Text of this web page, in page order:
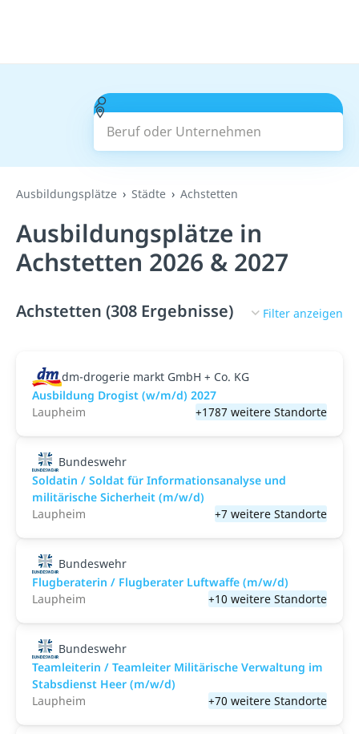
Beruf oder Unternehmen
Suchen
Ausbildungsplätze Städte Achstetten
Ausbildungsplätze in
Achstetten 2026 & 2027
Achstetten (308 Ergebnisse) Filter anzeigen
dm-drogerie markt GmbH + Co. KG
Ausbildung Drogist (w/m/d) 2027
Laupheim
+1787 weitere Standorte
Bundeswehr
Soldatin / Soldat für Informationsanalyse und
militärische Sicherheit (m/w/d)
Laupheim
+7 weitere Standorte
Bundeswehr
Flugberaterin / Flugberater Luftwaffe (m/w/d)
Laupheim
+10 weitere Standorte
Bundeswehr
Teamleiterin / Teamleiter Militärische Verwaltung im
Stabsdienst Heer (m/w/d)
Laupheim
+70 weitere Standorte